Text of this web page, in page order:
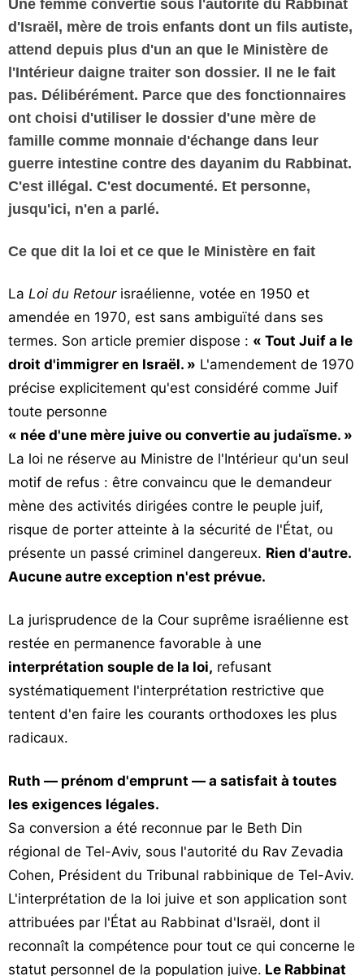
Vos
chroniques
Les
bonnes
adresses
Une femme convertie sous l'autorité du Rabbinat
d'Israël, mère de trois enfants dont un fils autiste,
attend depuis plus d'un an que le Ministère de
l'Intérieur daigne traiter son dossier. Il ne le fait
pas. Délibérément. Parce que des fonctionnaires
ont choisi d'utiliser le dossier d'une mère de
famille comme monnaie d'échange dans leur
guerre intestine contre des dayanim du Rabbinat.
C'est illégal. C'est documenté. Et personne,
jusqu'ici, n'en a parlé.
Ce que dit la loi et ce que le Ministère en fait
La Loi du Retourisraélienne, votée en 1950 et
amendée en 1970, est sans ambiguïté dans ses
termes. Son article premier dispose : « Tout Juif a le
droit d'immigrer en Israël. » L'amendement de 1970
précise explicitement qu'est considéré comme Juif
toute personne
« née d'une mère juive ou convertie au judaïsme. »
La loi ne réserve au Ministre de l'Intérieur qu'un seul
motif de refus : être convaincu que le demandeur
mène des activités dirigées contre le peuple juif,
risque de porter atteinte à la sécurité de l'État, ou
présente un passé criminel dangereux. Rien d'autre.
Aucune autre exception n'est prévue.
La jurisprudence de la Cour suprême israélienne est
restée en permanence favorable à une
interprétation souple de la loi, refusant
systématiquement l'interprétation restrictive que
tentent d'en faire les courants orthodoxes les plus
radicaux.
Ruth — prénom d'emprunt — a satisfait à toutes
les exigences légales.
Sa conversion a été reconnue par le Beth Din
régional de Tel-Aviv, sous l'autorité du Rav Zevadia
Cohen, Président du Tribunal rabbinique de Tel-Aviv.
L'interprétation de la loi juive et son application sont
attribuées par l'État au Rabbinat d'Israël, dont il
reconnaît la compétence pour tout ce qui concerne le
statut personnel de la population juive. Le Rabbinat